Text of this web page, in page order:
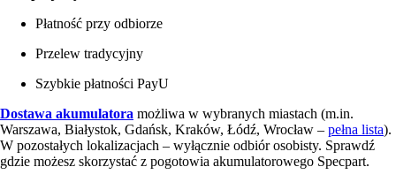
Płatność przy odbiorze
Przelew tradycyjny
Szybkie płatności PayU
Dostawa akumulatora możliwa w wybranych miastach (m.in.
Warszawa, Białystok, Gdańsk, Kraków, Łódź, Wrocław – pełna lista).
W pozostałych lokalizacjach – wyłącznie odbiór osobisty. Sprawdź
gdzie możesz skorzystać z pogotowia akumulatorowego Specpart.